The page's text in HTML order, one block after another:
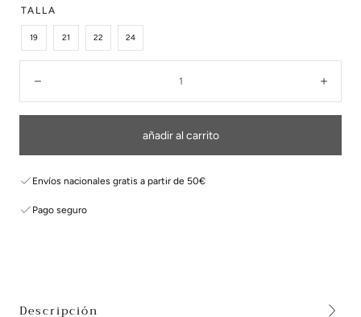
TALLA
19 21 22 24
añadir al carrito
Envíos nacionales gratis a partir de 50€
Pago seguro
Descripción